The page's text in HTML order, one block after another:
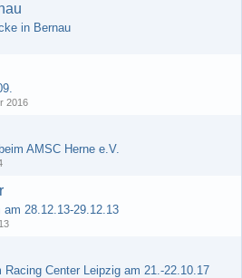
in Bernau
2016
AMSC Herne e.V.
28.12.13-29.12.13
Racing Center Leipzig am 21.-22.10.17